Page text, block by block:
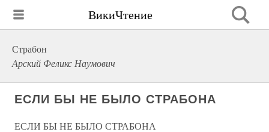
ВикиЧтение
Страбон
Арский Феликс Наумович
ЕСЛИ БЫ НЕ БЫЛО СТРАБОНА
ЕСЛИ БЫ НЕ БЫЛО СТРАБОНА